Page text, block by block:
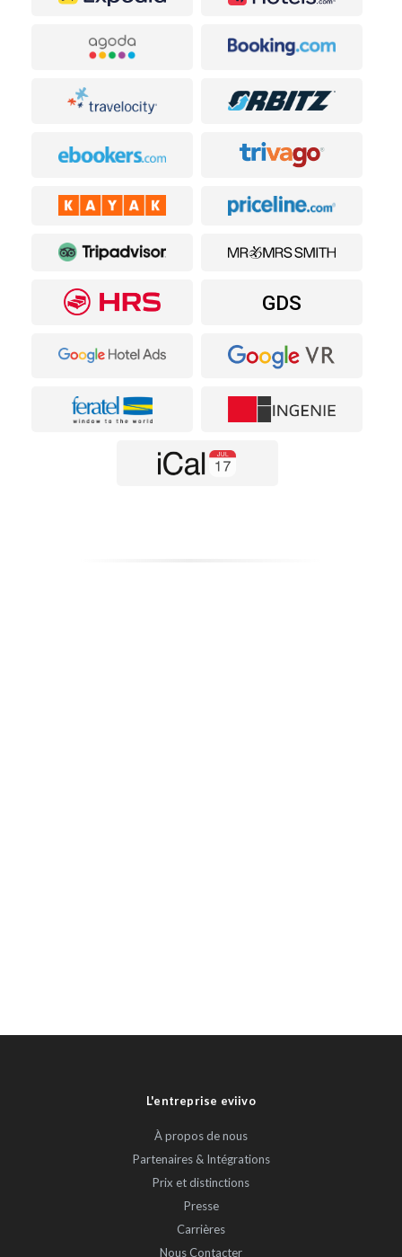
L'entreprise eviivo
À propos de nous
Partenaires & Intégrations
Prix et distinctions
Presse
Carrières
Nous Contacter